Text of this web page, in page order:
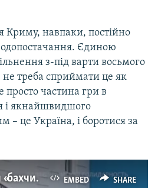
Криму, навпаки, постійно
Єдиною
з-під варти восьмого
не треба сприймати це як
просто частина гри в
і якнайшвидшого
– це Україна, і боротися за
EMBED SHARE
«Заспокоїмось, коли вийде останній»: вирок для «бахчисарайської вісімки» (відео)